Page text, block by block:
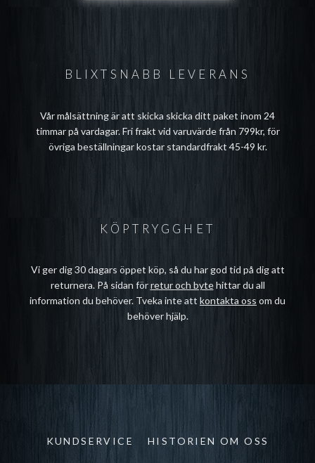
BLIXTSNABB LEVERANS
Vår målsättning är att skicka skicka ditt paket inom 24
timmar på vardagar. Fri frakt vid varuvärde från 799kr, för
övriga beställningar kostar standardfrakt 45-49 kr.
KÖPTRYGGHET
Vi ger dig 30 dagars öppet köp, så du har god tid på dig att
returnera. På sidan förretur och bytehittar du all
information du behöver. Tveka inte att kontakta oss om du
behöver hjälp.
KUNDSERVICE HISTORIEN OM OSS